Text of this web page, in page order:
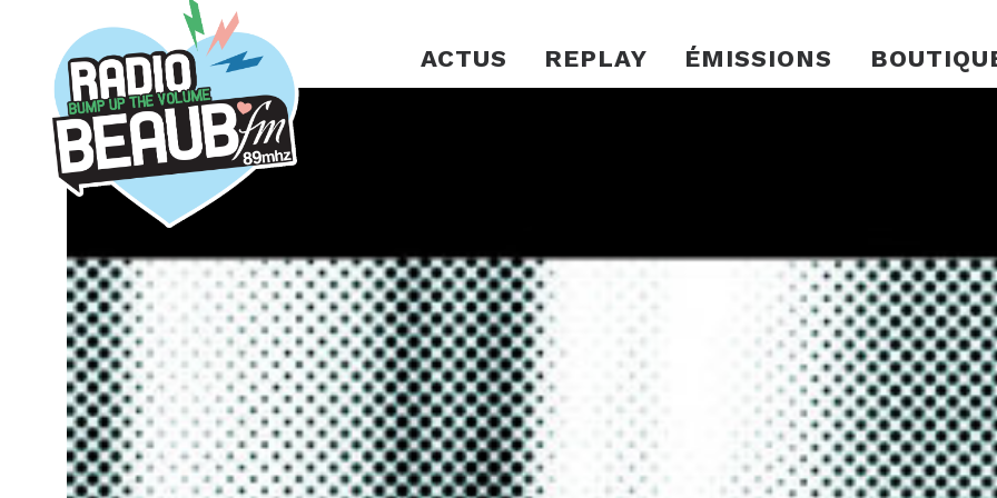
Panneau de gestion des cookies
ACTUS REPLAY ÉMISSIONS